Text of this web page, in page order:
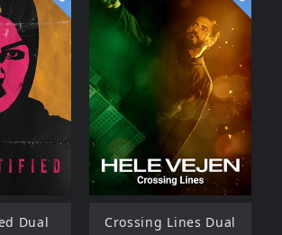
Dual
Crossing Lines Dual